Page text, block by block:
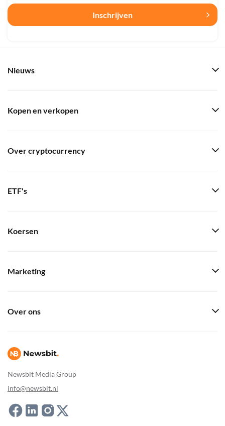
Inschrijven
Newsbit Media Group
info@newsbit.nl
Nieuws
Kopen en verkopen
Over cryptocurrency
ETF's
Koersen
Marketing
Over ons